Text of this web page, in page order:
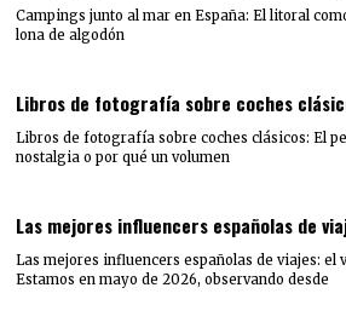
Campings junto al mar en España: El litoral
lona de algodón
Libros de fotografía sobre coches
Libros de fotografía sobre coches clásicos: El
nostalgia o por qué un volumen
Las mejores influencers españolas de
Las mejores influencers españolas de viajes: el
Estamos en mayo de 2026, observando desde